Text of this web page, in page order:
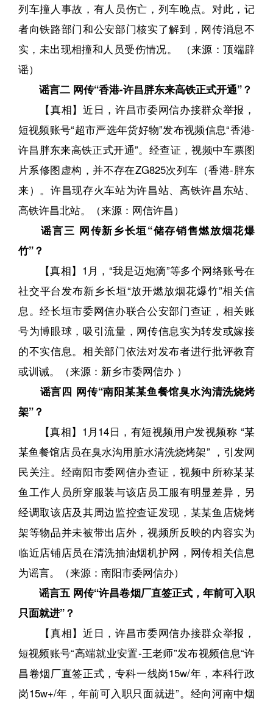
列车撞人事故，有人员伤亡，列车晚点。对此，记
者向铁路部门和公安部门核实了解到，网传消息不
实，未出现相撞和人员受伤情况。 （来源：顶端辟
谣）
谣言二 网传“香港-许昌胖东来高铁正式开通”？
【真相】近日，许昌市委网信办接群众举报，
短视频账号“超市严选年货好物”发布视频信息“香港-
许昌胖东来高铁正式开通”。经查证，视频中车票图
片系修图虚构，并不存在ZG825次列车（香港-胖东
来）。许昌现存火车站为许昌站、高铁许昌东站、
高铁许昌北站。（来源：网信许昌）
谣言三 网传新乡长垣“储存销售燃放烟花爆
竹”？
【真相】1月，“我是迈炮滴”等多个网络账号在
社交平台发布新乡长垣“放开燃放烟花爆竹”相关信
息。经长垣市委网信办联合公安部门查证，相关账
号为博眼球，吸引流量，网传信息实为转发或嫁接
的不实信息。相关部门依法对发布者进行批评教育
或训诫。（来源：新乡市委网信办 ）
谣言四 网传“南阳某某鱼餐馆臭水沟清洗烧烤
架”？
【真相】1月14日，有短视频用户发视频称 “某
某鱼餐馆店员在臭水沟用脏水清洗烧烤架” ，引发网
民关注。经南阳市委网信办查证，视频中所称某某
鱼工作人员所穿服装与该店员工服有明显差异，另
经调取该店及其周边监控查证发现，某某鱼店烧烤
架等物品并未被带出店外，视频所反映的内容实为
临近店铺店员在清洗抽油烟机护网，网传相关信息
为谣言。（来源：南阳市委网信办）
谣言五 网传“许昌卷烟厂直签正式，年前可入职
只面就进”？
【真相】近日，许昌市委网信办接群众举报，
短视频账号“高端就业安置-王老师”发布视频信息“许
昌卷烟厂直签正式，专科一线岗15w/年，本科行政
岗15w+/年，年前可入职只面就进”。经向河南中烟